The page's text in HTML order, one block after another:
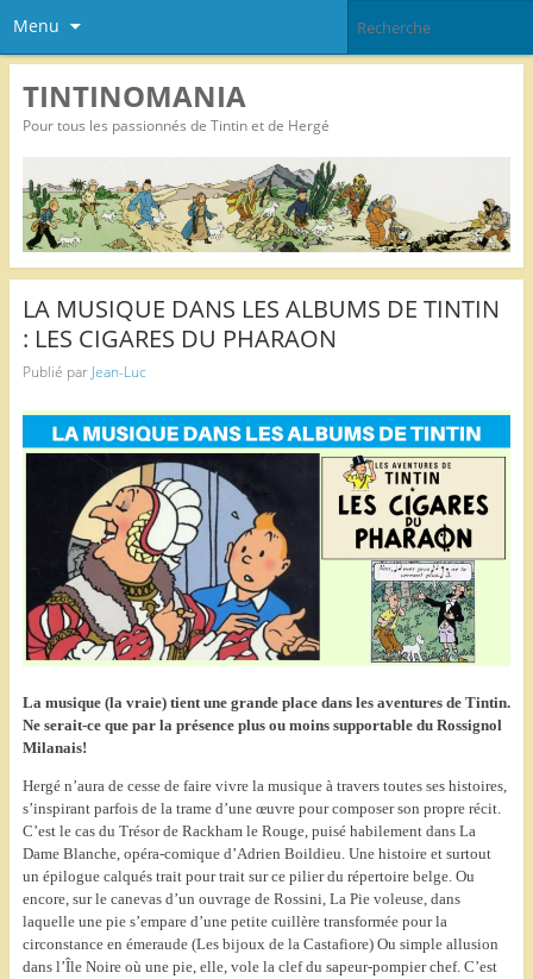
Menu
TINTINOMANIA
Pour tous les passionnés de Tintin et de Hergé
LA MUSIQUE DANS LES ALBUMS DE TINTIN
: LES CIGARES DU PHARAON
Publié par Jean-Luc
La musique (la vraie) tient une grande place dans les aventures de Tintin.
Ne serait-ce que par la présence plus ou moins supportable du Rossignol
Milanais!
Hergé n’aura de cesse de faire vivre la musique à travers toutes ses histoires,
s’inspirant parfois de la trame d’une œuvre pour composer son propre récit.
C’est le cas du Trésor de Rackham le Rouge, puisé habilement dans La
Dame Blanche, opéra-comique d’Adrien Boildieu. Une histoire et surtout
un épilogue calqués trait pour trait sur ce pilier du répertoire belge. Ou
encore, sur le canevas d’un ouvrage de Rossini, La Pie voleuse, dans
laquelle une pie s’empare d’une petite cuillère transformée pour la
circonstance en émeraude (Les bijoux de la Castafiore) Ou simple allusion
dans l’Île Noire où une pie, elle, vole la clef du sapeur-pompier chef. C’est